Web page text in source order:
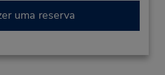
uma reserva